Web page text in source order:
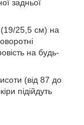
задньої
(19/25,5 см) на
на будь-
(від 87 до
підійдуть